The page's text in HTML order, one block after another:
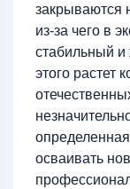
закрываются
из-за чего в
стабильный
этого растет
осваивать